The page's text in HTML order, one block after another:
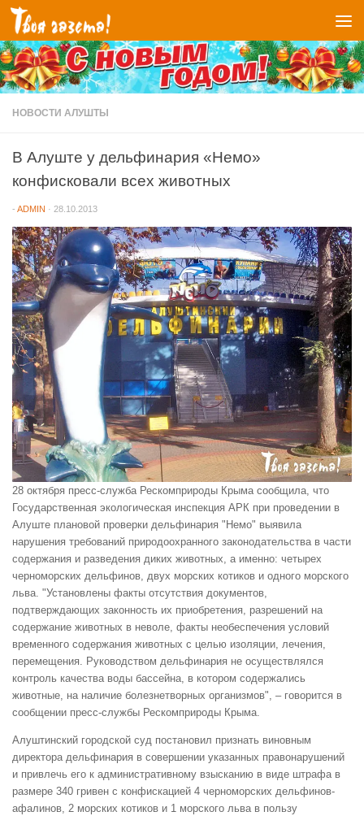
Перейти к содержимому
НОВОСТИ АЛУШТЫ
В Алуште у дельфинария «Немо»
конфисковали всех животных
- ADMIN · 28.10.2013
28 октября пресс-служба Рескомприроды Крыма сообщила, что
Государственная экологическая инспекция АРК при проведении в
Алуште плановой проверки дельфинария "Немо" выявила
нарушения требований природоохранного законодательства в части
содержания и разведения диких животных, а именно: четырех
черноморских дельфинов, двух морских котиков и одного морского
льва. "Установлены факты отсутствия документов,
подтверждающих законность их приобретения, разрешений на
содержание животных в неволе, факты необеспечения условий
временного содержания животных с целью изоляции, лечения,
перемещения. Руководством дельфинария не осуществлялся
контроль качества воды бассейна, в котором содержались
животные, на наличие болезнетворных организмов", – говорится в
сообщении пресс-службы Рескомприроды Крыма.
Алуштинский городской суд постановил признать виновным
директора дельфинария в совершении указанных правонарушений
и привлечь его к административному взысканию в виде штрафа в
размере 340 гривен с конфискацией 4 черноморских дельфинов-
афалинов, 2 морских котиков и 1 морского льва в пользу